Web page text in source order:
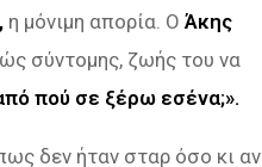
η μόνιμη απορία. Ο Άκης
σύντομης, ζωής του να
πού σε ξέρω εσένα;».
δεν ήταν σταρ όσο κι αν